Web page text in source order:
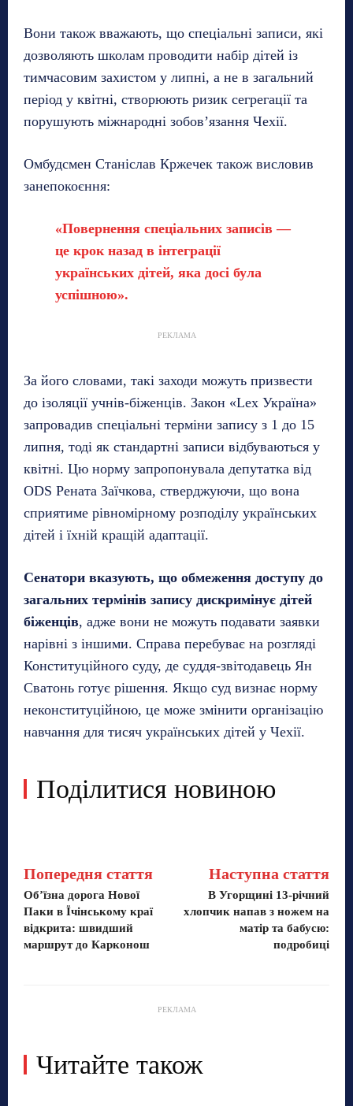
Вони також вважають, що спеціальні записи, які
дозволяють школам проводити набір дітей із
тимчасовим захистом у липні, а не в загальний
період у квітні, створюють ризик сегрегації та
порушують міжнародні зобов’язання Чехії.
Омбудсмен Станіслав Кржечек також висловив
занепокоєння:
«Повернення спеціальних записів —
це крок назад в інтеграції
українських дітей, яка досі була
успішною».
РЕКЛАМА
За його словами, такі заходи можуть призвести
до ізоляції учнів-біженців. Закон «Lex Україна»
запровадив спеціальні терміни запису з 1 до 15
липня, тоді як стандартні записи відбуваються у
квітні. Цю норму запропонувала депутатка від
ODS Рената Заїчкова, стверджуючи, що вона
сприятиме рівномірному розподілу українських
дітей і їхній кращій адаптації.
Сенатори вказують, що обмеження доступу до
загальних термінів запису дискримінує дітей
біженців, адже вони не можуть подавати заявки
нарівні з іншими. Справа перебуває на розгляді
Конституційного суду, де суддя-звітодавець Ян
Сватонь готує рішення. Якщо суд визнає норму
неконституційною, це може змінити організацію
навчання для тисяч українських дітей у Чехії.
Поділитися новиною
Попередня стаття
Об’їзна дорога Нової
Паки в Їчінському краї
відкрита: швидший
маршрут до Карконош
Наступна стаття
В Угорщині 13-річний
хлопчик напав з ножем на
матір та бабусю:
подробиці
РЕКЛАМА
Читайте також